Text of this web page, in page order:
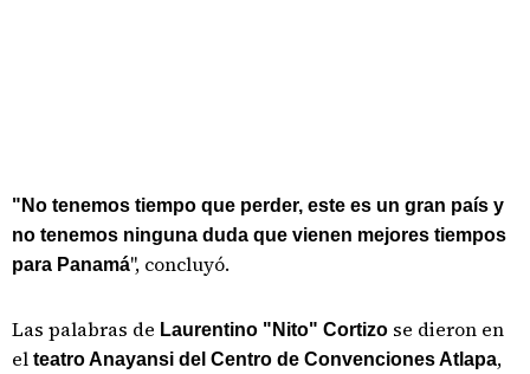
"No tenemos tiempo que perder, este es un gran país y
no tenemos ninguna duda que vienen mejores tiempos
para Panamá", concluyó.
Las palabras de Laurentino "Nito" Cortizo se dieron en
el teatro Anayansi del Centro de Convenciones Atlapa,